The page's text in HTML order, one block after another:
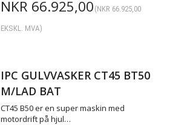
NKR 66.925,00 (NKR 66.925,00
EKSKL. MVA)
IPC GULVVASKER CT45 BT50
M/LAD BAT
CT45 B50 er en super maskin med
motordrift på hjul…